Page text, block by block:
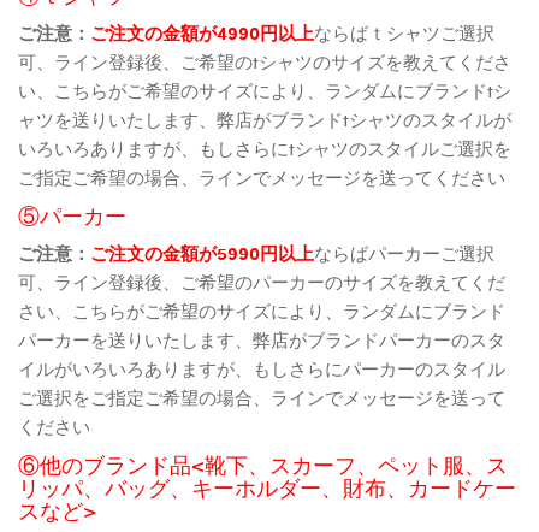
ご注意： ご注文の金額が4990円以上ならばｔシャツご選択
可、ライン登録後、ご希望のtシャツのサイズを教えてくださ
い、こちらがご希望のサイズにより、ランダムにブランドtシ
ャツを送りいたします、弊店がブランドtシャツのスタイルが
いろいろありますが、もしさらにtシャツのスタイルご選択を
ご指定ご希望の場合、ラインでメッセージを送ってください
⑤パーカー
ご注意： ご注文の金額が5990円以上ならばパーカーご選択
可、ライン登録後、ご希望のパーカーのサイズを教えてくだ
さい、こちらがご希望のサイズにより、ランダムにブランド
パーカーを送りいたします、弊店がブランドパーカーのスタ
イルがいろいろありますが、もしさらにパーカーのスタイル
ご選択をご指定ご希望の場合、ラインでメッセージを送って
ください
⑥他のブランド品<靴下、スカーフ、ペット服、ス
リッパ、バッグ、キーホルダー、財布、カードケー
スなど>